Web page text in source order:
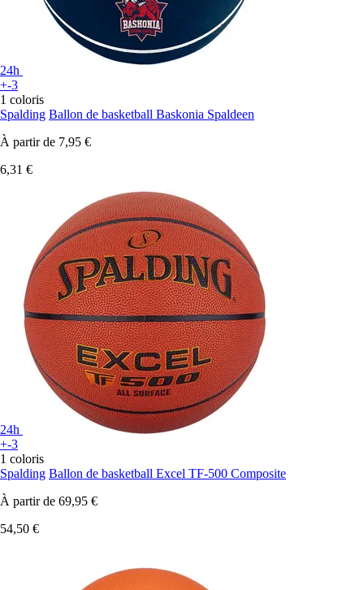
24h
+-3
1 coloris
Spalding Ballon de basketball Baskonia Spaldeen
À partir de 7,95 €
6,31 €
24h
+-3
1 coloris
Spalding Ballon de basketball Excel TF-500 Composite
À partir de 69,95 €
54,50 €